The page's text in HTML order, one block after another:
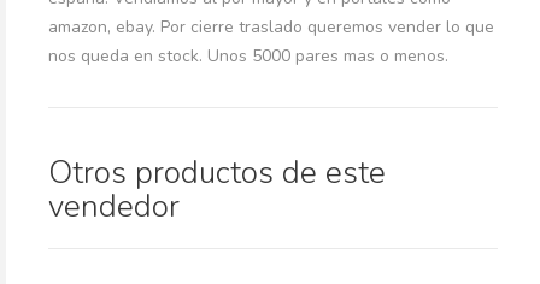
amazon, ebay. Por cierre traslado queremos vender lo que
nos queda en stock. Unos 5000 pares mas o menos.
Otros productos de este
vendedor